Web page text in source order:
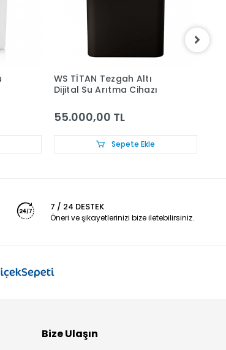
WS TİTAN Tezgah Altı
Dijital Su Arıtma Cihazı
55.000,00 TL
Sepete Ekle
7 / 24 DESTEK
Öneri ve şikayetlerinizi bize iletebilirsiniz.
Bize Ulaşın